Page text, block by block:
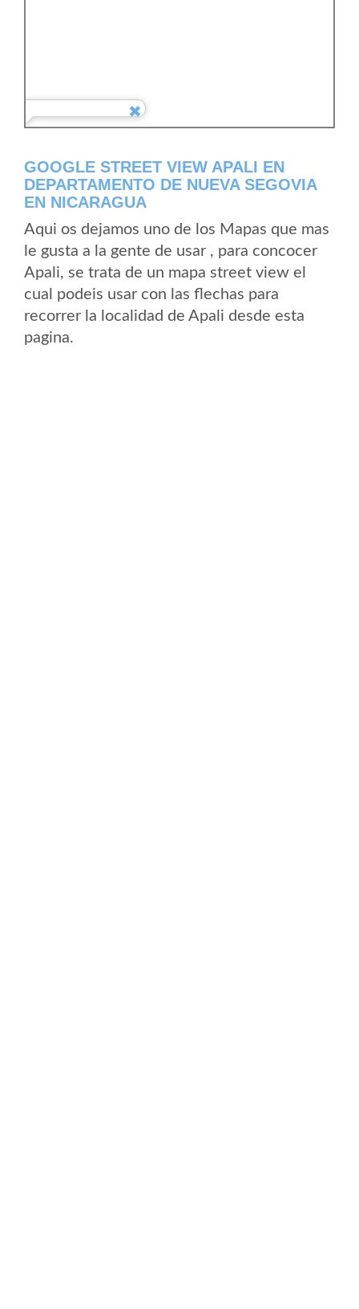
GOOGLE STREET VIEW APALI EN
DEPARTAMENTO DE NUEVA SEGOVIA
EN NICARAGUA
Aqui os dejamos uno de los Mapas que mas
le gusta a la gente de usar , para concocer
Apali, se trata de un mapa street view el
cual podeis usar con las flechas para
recorrer la localidad de Apali desde esta
pagina.